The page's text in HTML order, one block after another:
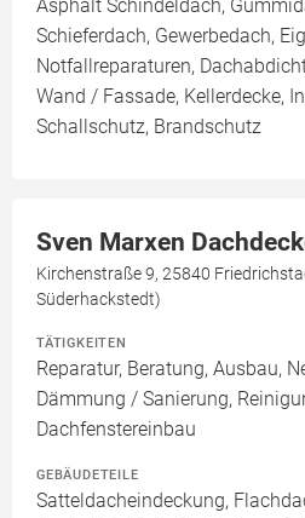
Asphalt Schindeldach,
Schieferdach, Gewerbedach,
Notfallreparaturen,
Wand / Fassade, Kellerdecke,
Schallschutz, Brandschutz
Sven Marxen
Kirchenstraße 9, 25840
Süderhackstedt)
TÄTIGKEITEN
Reparatur, Beratung, Ausbau,
Dämmung / Sanierung,
Dachfenstereinbau
GEBÄUDETEILE
Satteldacheindeckung,